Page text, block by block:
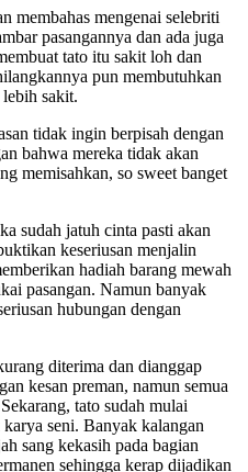
membahas mengenai selebriti
pasangannya dan ada juga
tato itu sakit loh dan
pun membutuhkan
sakit.
tidak ingin berpisah dengan
bahwa mereka tidak akan
memisahkan, so sweet banget
sudah jatuh cinta pasti akan
keseriusan menjalin
hadiah barang mewah
pasangan. Namun banyak
hubungan dengan
diterima dan dianggap
kesan preman, namun semua
tato sudah mulai
seni. Banyak kalangan
sang kekasih pada bagian
sehingga kerap dijadikan